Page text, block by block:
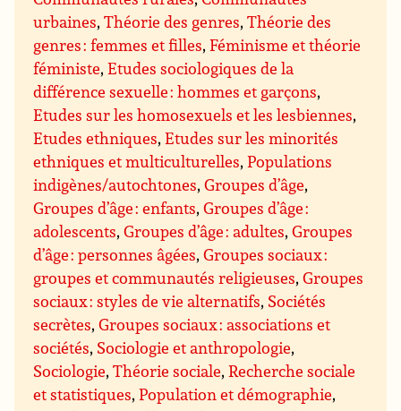
urbaines,Théorie des genres,Théorie des
genres : femmes et filles,Féminisme et théorie
féministe,Etudes sociologiques de la
différence sexuelle : hommes et garçons,
Etudes sur les homosexuels et les lesbiennes,
Etudes ethniques,Etudes sur les minorités
ethniques et multiculturelles,Populations
indigènes/autochtones,Groupes d’âge,
Groupes d’âge : enfants,Groupes d’âge :
adolescents,Groupes d’âge : adultes,Groupes
d’âge : personnes âgées,Groupes sociaux :
groupes et communautés religieuses,Groupes
sociaux : styles de vie alternatifs, Sociétés
secrètes,Groupes sociaux : associations et
sociétés, Sociologie et anthropologie,
Sociologie,Théorie sociale,Recherche sociale
et statistiques,Population et démographie,